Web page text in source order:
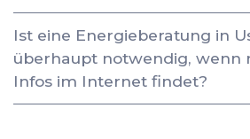
Ist eine Energieberatung in
überhaupt notwendig, wenn
Infos im Internet findet?